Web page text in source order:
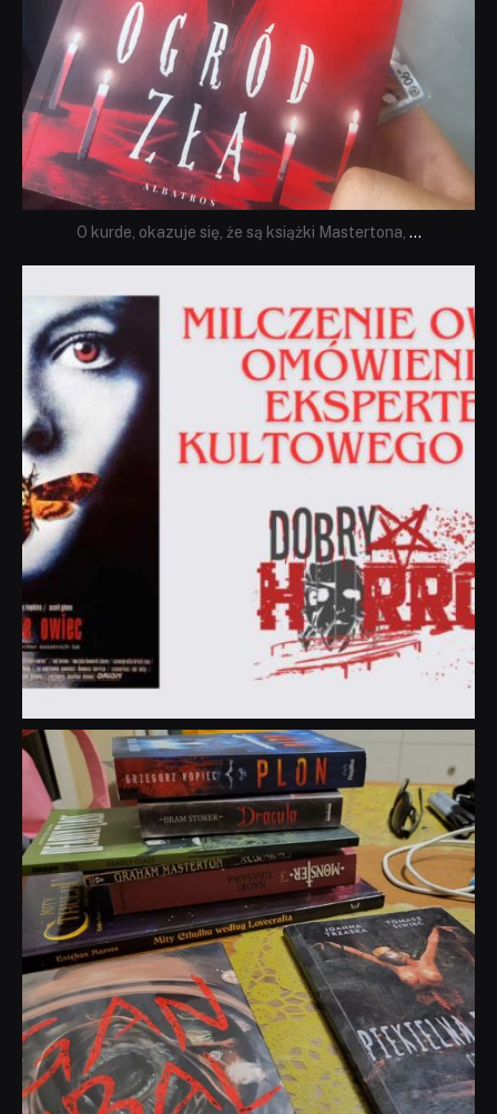
O kurde, okazuje się, że są książki Mastertona, ...
Sie 19
dobryhorror
Lip 31